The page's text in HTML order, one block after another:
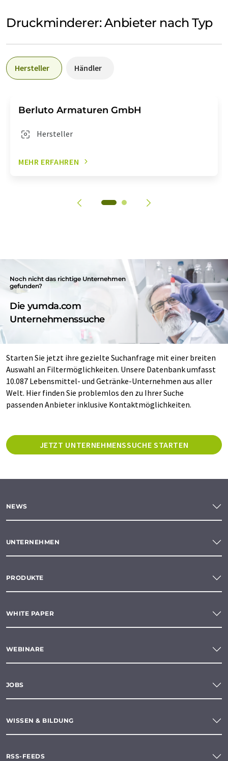
Druckminderer: Anbieter nach Typ
Hersteller Händler
Berluto Armaturen GmbH
Hersteller
MEHR ERFAHREN
Noch nicht das richtige Unternehmen
gefunden?
Die yumda.com
Unternehmenssuche
Starten Sie jetzt ihre gezielte Suchanfrage mit einer breiten
Auswahl an Filtermöglichkeiten. Unsere Datenbank umfasst
10.087 Lebensmittel- und Getränke-Unternehmen aus aller
Welt. Hier finden Sie problemlos den zu Ihrer Suche
passenden Anbieter inklusive Kontaktmöglichkeiten.
JETZT UNTERNEHMENSSUCHE STARTEN
NEWS
UNTERNEHMEN
PRODUKTE
WHITE PAPER
WEBINARE
JOBS
WISSEN & BILDUNG
RSS-FEEDS